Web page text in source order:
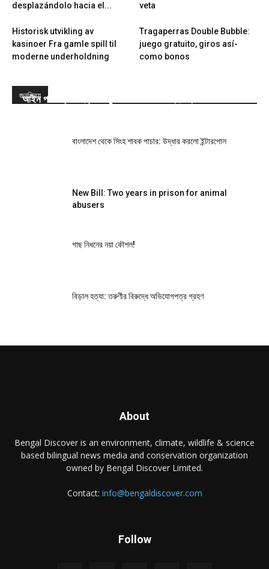
desplazándolo hacia el...
veta
Historisk utvikling av
kasinoer Fra gamle spill til
moderne underholdning
Tragaperras Double Bubble:
juego gratuito, giros así­
como bonos
জনপ্রিয়
আইন পাস: প্রাণী হত্যা-নিষ্ঠুরতা করলে সর্বোচ্চ দুই বছরের জেল
বাংলাদেশ থেকে সিংহ শাবক পাচার: উদ্ধার করলো ইন্টারপোল
New Bill: Two years in prison for animal
abusers
গাছ নিধনের নয়া কৌশল!
বিড়াল হত্যা: তরুণীর বিরুদ্ধে অভিযোগপত্র গ্রহণ
About
Bengal Discover is an environment, climate, wildlife & science
based bilingual news media and conservation organization
owned by Bengal Discover Limited.
Contact: info@bengaldiscover.com
Follow